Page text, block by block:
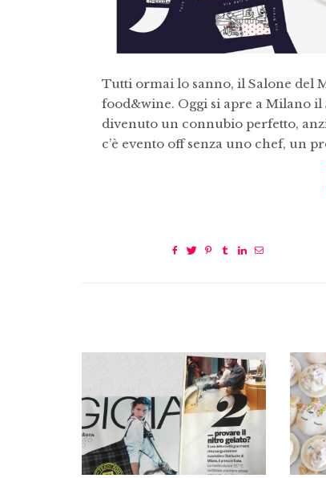
Tutti ormai lo sanno, il Salone del
food&wine. Oggi si apre a Milano
divenuto un connubio perfetto,
c’è evento off senza uno chef, un